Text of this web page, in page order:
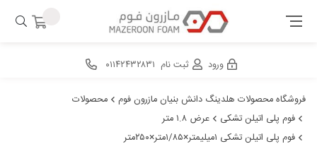
ورود ثبت نام ۰۱۱۴۲۴۳۲۸۳۱
فروشگاه محصولات هلدینگ دانش بنیان مازرون فوم
محصولات
فوم پلی اتیلن تشکی
عرض ۱.۸ متر
فوم پلی اتیلن تشکی ۱میلیمتر×۱/۸۵متر×۲۵۰متر